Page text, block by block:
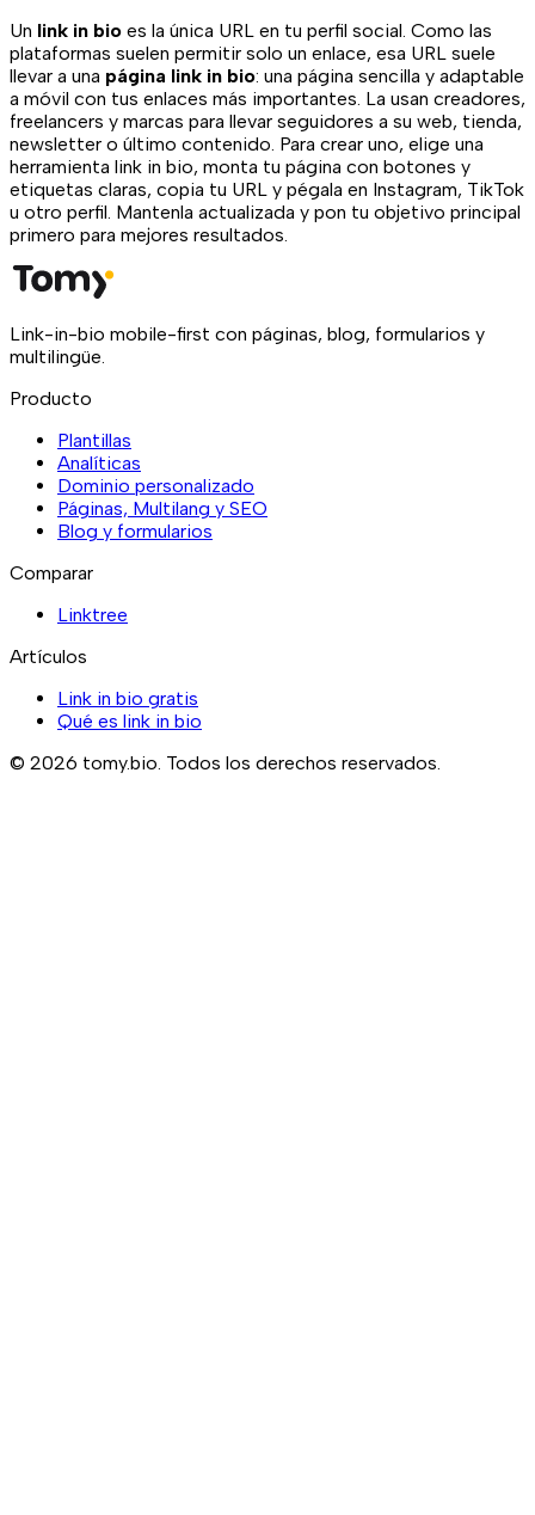
Un link in bio es la única URL en tu perfil social. Como las
plataformas suelen permitir solo un enlace, esa URL suele
llevar a una página link in bio: una página sencilla y adaptable
a móvil con tus enlaces más importantes. La usan creadores,
freelancers y marcas para llevar seguidores a su web, tienda,
newsletter o último contenido. Para crear uno, elige una
herramienta link in bio, monta tu página con botones y
etiquetas claras, copia tu URL y pégala en Instagram, TikTok
u otro perfil. Mantenla actualizada y pon tu objetivo principal
primero para mejores resultados.
Link-in-bio mobile-first con páginas, blog, formularios y
multilingüe.
Producto
Plantillas
Analíticas
Dominio personalizado
Páginas, Multilang y SEO
Blog y formularios
Comparar
Linktree
Artículos
Link in bio gratis
Qué es link in bio
© 2026 tomy.bio. Todos los derechos reservados.